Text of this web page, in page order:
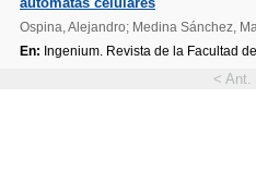
Ospina, Alejandro; Medina Sánchez,
En: Ingenium. Revista de la Facultad
< Ant.